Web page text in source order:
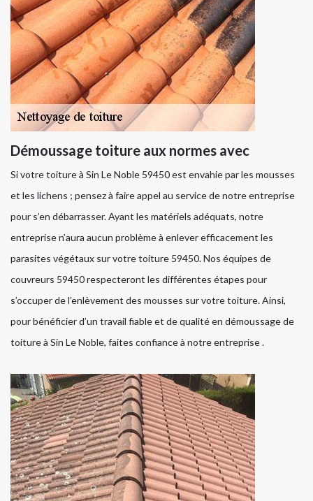
Démoussage toiture aux normes avec
Si votre toiture à Sin Le Noble 59450 est envahie par les mousses
et les lichens ; pensez à faire appel au service de notre entreprise
pour s’en débarrasser. Ayant les matériels adéquats, notre
entreprise n’aura aucun problème à enlever efficacement les
parasites végétaux sur votre toiture 59450. Nos équipes de
couvreurs 59450 respecteront les différentes étapes pour
s’occuper de l’enlèvement des mousses sur votre toiture. Ainsi,
pour bénéficier d’un travail fiable et de qualité en démoussage de
toiture à Sin Le Noble, faites confiance à notre entreprise .